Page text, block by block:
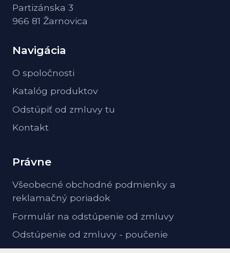
Partizánska 3
966 81 Žarnovica
Navigácia
O spoločnosti
Katalóg produktov
Odstúpiť od zmluvy tu
Kontakt
Právne
Všeobecné obchodné podmienky a
reklamačný poriadok
Formulár na odstúpenie od zmluvy
Odstúpenie od zmluvy - poučenie